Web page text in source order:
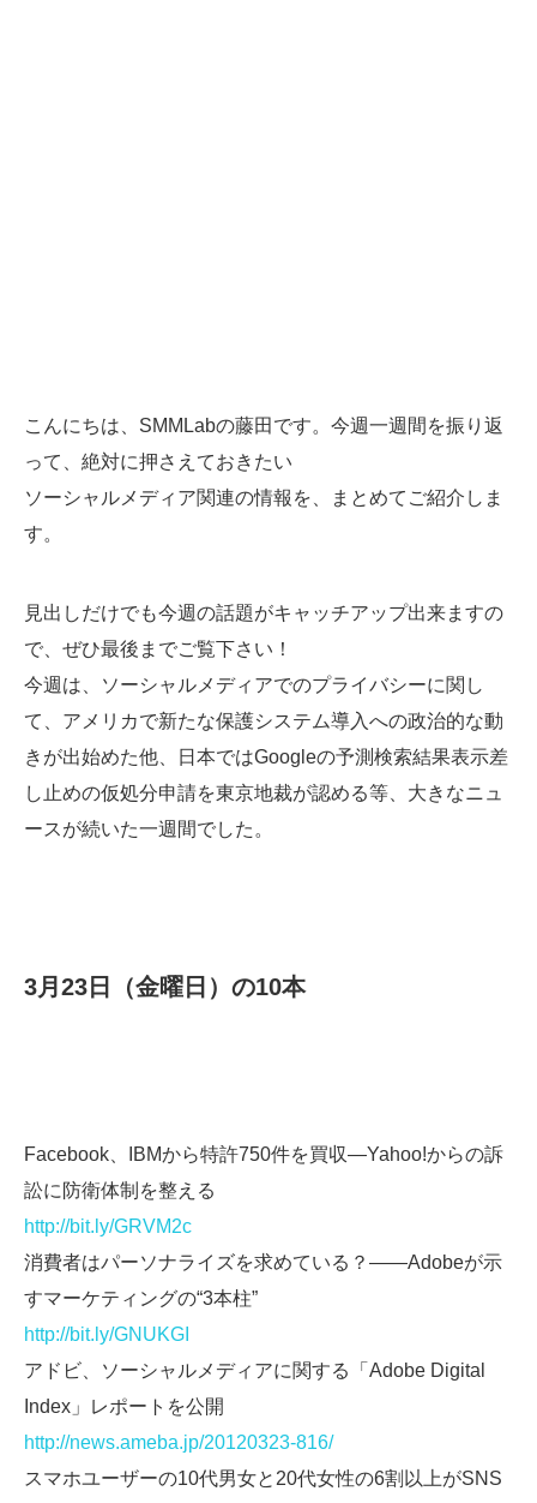
こんにちは、SMMLabの藤田です。今週一週間を振り返
って、絶対に押さえておきたい
ソーシャルメディア関連の情報を、まとめてご紹介しま
す。
見出しだけでも今週の話題がキャッチアップ出来ますの
で、ぜひ最後までご覧下さい！
今週は、ソーシャルメディアでのプライバシーに関し
て、アメリカで新たな保護システム導入への政治的な動
きが出始めた他、日本ではGoogleの予測検索結果表示差
し止めの仮処分申請を東京地裁が認める等、大きなニュ
ースが続いた一週間でした。
3月23日（金曜日）の10本
Facebook、IBMから特許750件を買収―Yahoo!からの訴
訟に防衛体制を整える
http://bit.ly/GRVM2c
消費者はパーソナライズを求めている？――Adobeが示
すマーケティングの“3本柱”
http://bit.ly/GNUKGI
アドビ、ソーシャルメディアに関する「Adobe Digital
Index」レポートを公開
http://news.ameba.jp/20120323-816/
スマホユーザーの10代男女と20代女性の6割以上がSNS